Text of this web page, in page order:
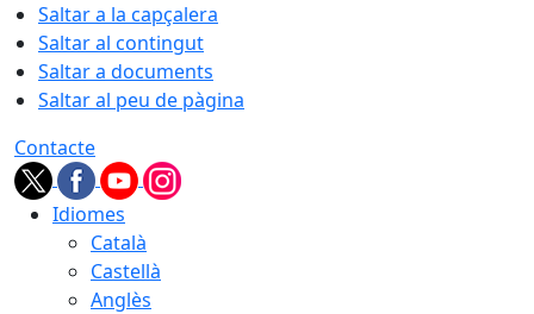
Saltar a la capçalera
Saltar al contingut
Saltar a documents
Saltar al peu de pàgina
Contacte
Idiomes
Català
Castellà
Anglès